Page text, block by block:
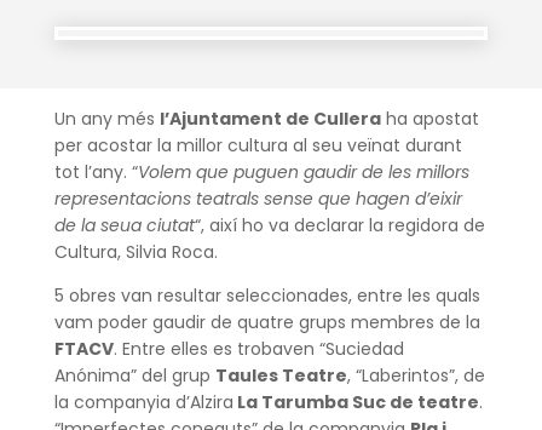
Un any més l’Ajuntament de Culleraha apostat
per acostar la millor cultura al seu veïnat durant
tot l’any. “Volem que puguen gaudir de les millors
representacions teatrals sense que hagen d’eixir
de la seua ciutat“, així ho va declarar la regidora de
Cultura, Silvia Roca.
5 obres van resultar seleccionades, entre les quals
vam poder gaudir de quatre grups membres de la
FTACV. Entre elles es trobaven “Suciedad
Anónima” del grup Taules Teatre, “Laberintos”, de
la companyia d’Alzira La Tarumba Suc de teatre.